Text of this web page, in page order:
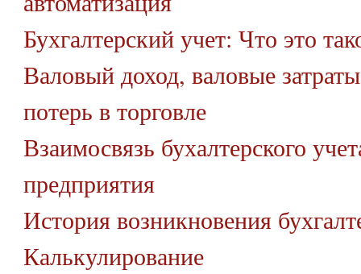
Бухгалтерский учет: Что это
Валовый доход, валовые
потерь в торговле
Взаимосвязь бухалтерского
предприятия
История возникновения
Калькулирование